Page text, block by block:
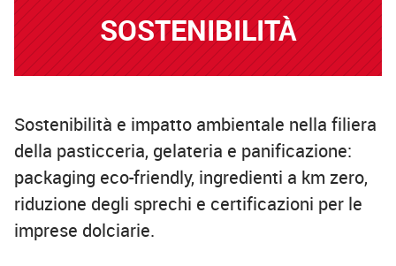
SOSTENIBILITÀ
Sostenibilità e impatto ambientale nella filiera
della pasticceria, gelateria e panificazione:
packaging eco-friendly, ingredienti a km zero,
riduzione degli sprechi e certificazioni per le
imprese dolciarie.